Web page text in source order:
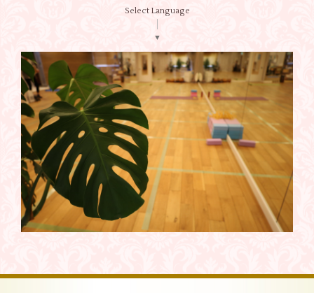
Select Language
▼